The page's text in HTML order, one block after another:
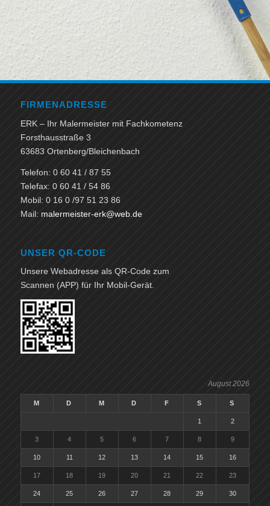
FIRMENADRESSE
ERK – Ihr Malermeister mit Fachkometenz
Forsthausstraße 3
63683 Ortenberg/Bleichenbach
Telefon: 0 60 41 / 87 55
Telefax: 0 60 41 / 54 86
Mobil: 0 16 0 /97 51 23 86
Mail: malermeister-erk@web.de
UNSER QR-CODE
Unsere Webadresse als QR-Code zum
Scannen (APP) für Ihr Mobil-Gerät.
August 2026
M D M D F S S
1 2
3 4 5 6 7 8 9
10 11 12 13 14 15 16
17 18 19 20 21 22 23
24 25 26 27 28 29 30